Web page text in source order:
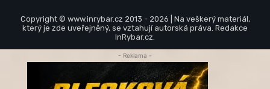
Copyright © www.inrybar.cz 2013 - 2026 | Na veškerý materiál,
který je zde uveřejněný, se vztahují autorská práva. Redakce
InRybar.cz.
- Reklama -